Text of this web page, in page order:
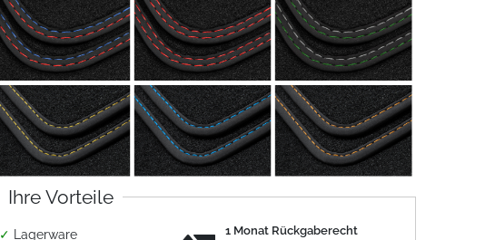
Ihre Vorteile
✓ Lagerware
1 Monat Rückgaberecht